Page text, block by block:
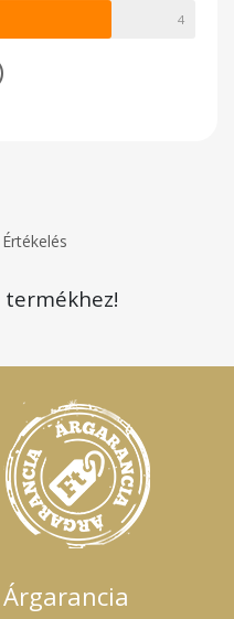
4
Értékelés
termékhez!
Árgarancia